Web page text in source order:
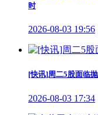
时
2026-08-03 19:56
[快讯]周二5股面临
2026-08-03 17:34